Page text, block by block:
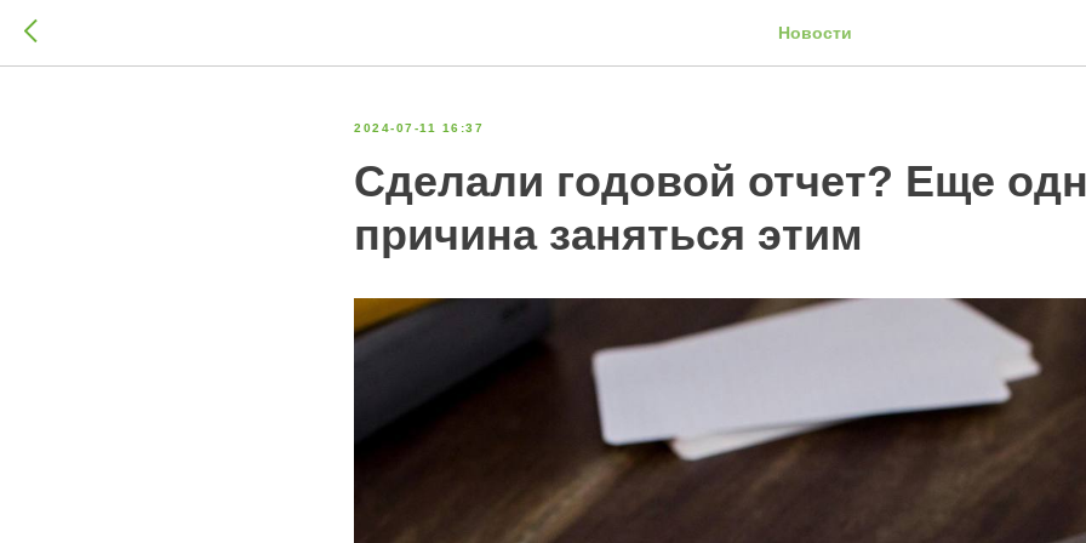
Новости
2024-07-11 16:37
Сделали годовой отчет? Еще
причина заняться этим